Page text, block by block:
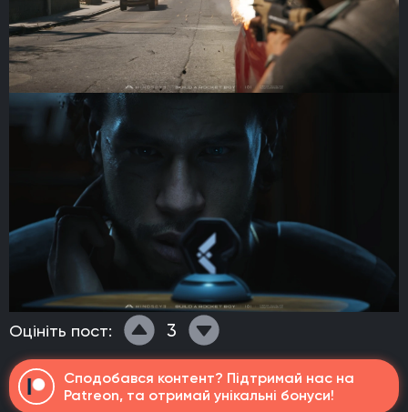
Оцініть пост: 3
Сподобався контент? Підтримай нас на
Patreon, та отримай унікальні бонуси!